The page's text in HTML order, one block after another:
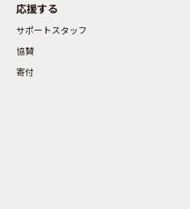
応援する
サポートスタッフ
協賛
寄付